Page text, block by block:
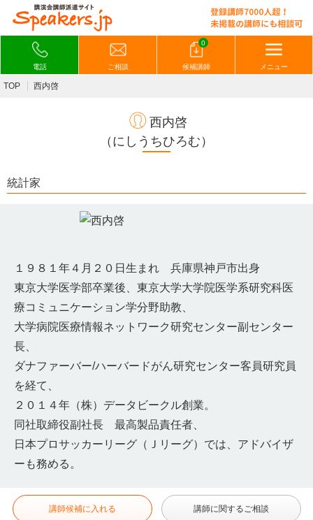
電話 ご相談
0
候補講師 メニュー
TOP 西内啓
西内啓
（にしうちひろむ）
統計家
１９８１年４月２０日生まれ 兵庫県神戸市出身
東京大学医学部卒業後、東京大学大学院医学系研究科医
療コミュニケーション学分野助教、
大学病院医療情報ネットワーク研究センター副センター
長、
ダナファーバー/ハーバードがん研究センター客員研究員
を経て、
２０１４年（株）データビークル創業。
同社取締役副社長 最高製品責任者、
日本プロサッカーリーグ（Ｊリーグ）では、アドバイザ
ーも務める。
講師候補に入れる 講師に関するご相談